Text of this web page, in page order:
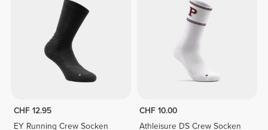
CHF 12.95
EY Running Crew Socken
CHF 10.00
Athleisure DS Crew Socken